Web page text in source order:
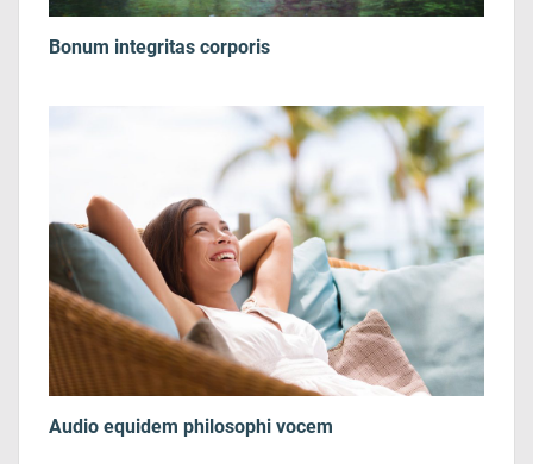
Bonum integritas corporis
Audio equidem philosophi vocem